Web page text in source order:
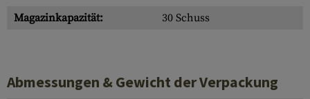
Magazinkapazität: 30 Schuss
Abmessungen & Gewicht der Verpackung